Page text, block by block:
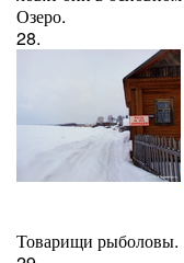
Озеро.
28.
Товарищи рыболовы.